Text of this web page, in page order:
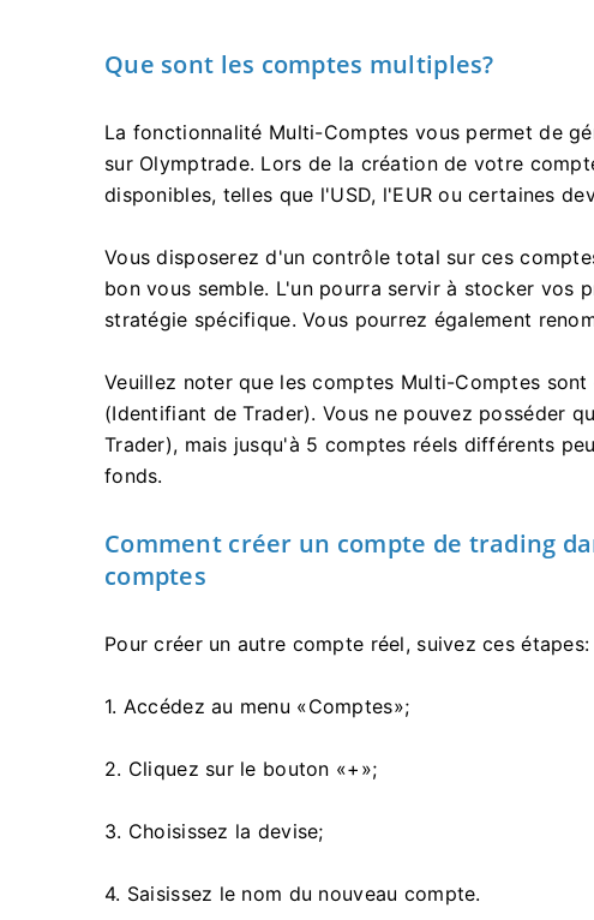
Que sont les comptes multiples?
La fonctionnalité Multi-Comptes vous permet de
sur Olymptrade. Lors de la création de votre
disponibles, telles que l'USD, l'EUR ou certaines
Vous disposerez d'un contrôle total sur ces
bon vous semble. L'un pourra servir à stocker vos
stratégie spécifique. Vous pourrez également
Veuillez noter que les comptes Multi-Comptes
(Identifiant de Trader). Vous ne pouvez posséder
Trader), mais jusqu'à 5 comptes réels différents
fonds.
Comment créer un compte de trading
comptes
Pour créer un autre compte réel, suivez ces étapes:
1. Accédez au menu «Comptes»;
2. Cliquez sur le bouton «+»;
3. Choisissez la devise;
4. Saisissez le nom du nouveau compte.